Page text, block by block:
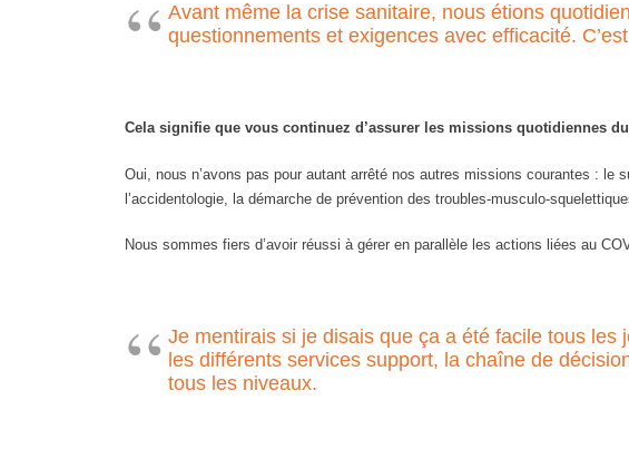
Avant même la crise sanitaire, nous étions
questionnements et exigences avec efficacité.
Cela signifie que vous continuez d’assurer les missions quotidiennes
Oui, nous n’avons pas pour autant arrêté nos autres missions courantes :
l’accidentologie, la démarche de prévention des troubles-musculo-
Nous sommes fiers d’avoir réussi à gérer en parallèle les actions liées au
Je mentirais si je disais que ça a été facile tous
les différents services support, la chaîne de
tous les niveaux.